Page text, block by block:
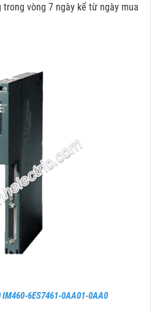
vòng 7 ngày kể từ ngày mua
6ES7461-0AA01-0AA0